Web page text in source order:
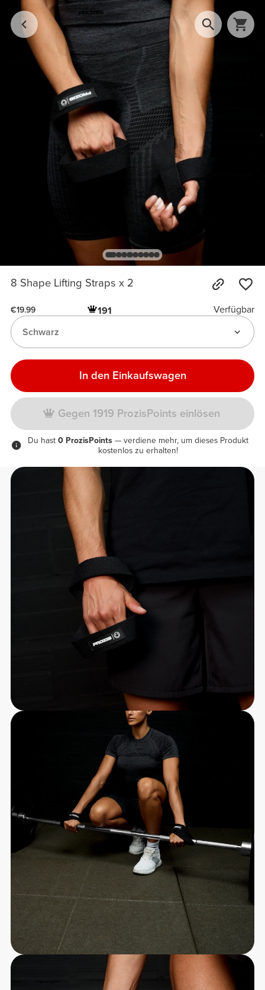
8 Shape Lifting Straps x 2
€19.99 191
Verfügbar
Schwarz
In den Einkaufswagen
Gegen 1919 ProzisPoints einlösen
Du hast 0 ProzisPoints — verdiene mehr, um dieses Produkt
kostenlos zu erhalten!